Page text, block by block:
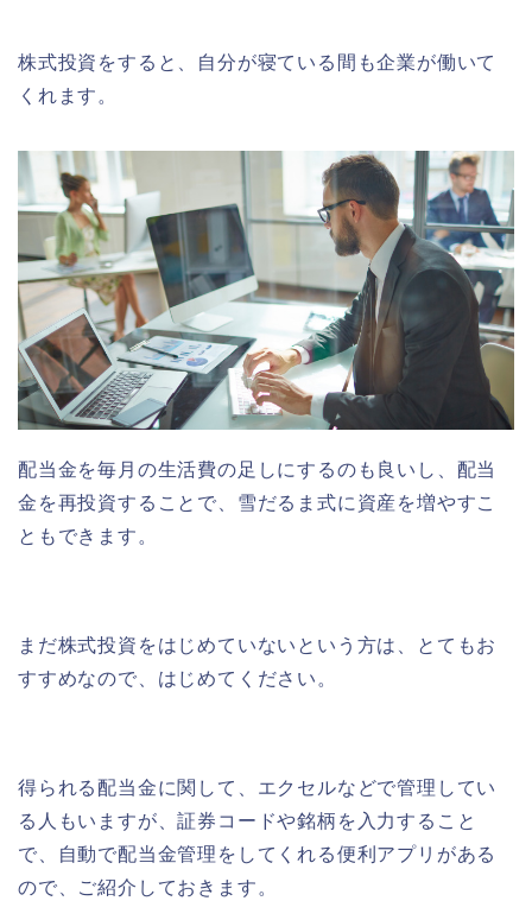
株式投資をすると、自分が寝ている間も企業が働いて
くれます。
配当金を毎月の生活費の足しにするのも良いし、配当
金を再投資することで、雪だるま式に資産を増やすこ
ともできます。
まだ株式投資をはじめていないという方は、とてもお
すすめなので、はじめてください。
得られる配当金に関して、エクセルなどで管理してい
る人もいますが、証券コードや銘柄を入力すること
で、自動で配当金管理をしてくれる便利アプリがある
ので、ご紹介しておきます。